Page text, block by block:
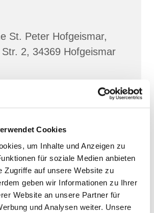
Cookies
um Inhalte und Anzeigen zu
für soziale Medien anbieten
Zugriffe auf unsere Website zu
geben wir Informationen zu Ihrer
Website an unsere Partner für
und Analysen weiter. Unsere
St. Peter Hofgeismar,
2, 34369 Hofgeismar